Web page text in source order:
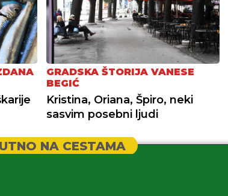
GRADSKA ŠTORIJA VANESE
BEGIĆ
Kristina, Oriana, Špiro, neki
sasvim posebni ljudi
NA CESTAMA